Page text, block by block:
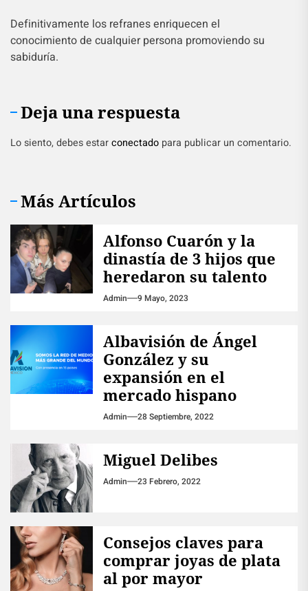
Definitivamente los refranes enriquecen el
conocimiento de cualquier persona promoviendo su
sabiduría.
Deja una respuesta
Lo siento, debes estarconectado para publicar un comentario.
Más Artículos
Alfonso Cuarón y la
dinastía de 3 hijos que
heredaron su talento
Admin 9 Mayo, 2023
Albavisión de Ángel
González y su
expansión en el
mercado hispano
Admin 28 Septiembre, 2022
Miguel Delibes
Admin 23 Febrero, 2022
Consejos claves para
comprar joyas de plata
al por mayor